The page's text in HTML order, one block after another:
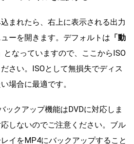
まれたら、右上に表示される出力
ーを開きます。デフォルトは 「動
となっていますので、ここからISO
さい。ISOとして無損失でディス
場合に最適です。
ックアップ機能はDVDに対応しま
しないのでご注意ください。ブル
イをMP4にバックアップすること